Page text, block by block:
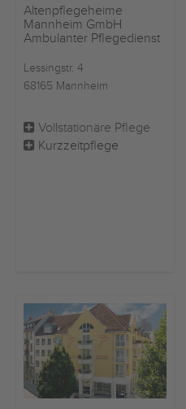
Altenpflegeheime
Mannheim GmbH
Ambulanter Pflegedienst
Lessingstr. 4
68165 Mannheim
Vollstationäre Pflege
Kurzzeitpflege